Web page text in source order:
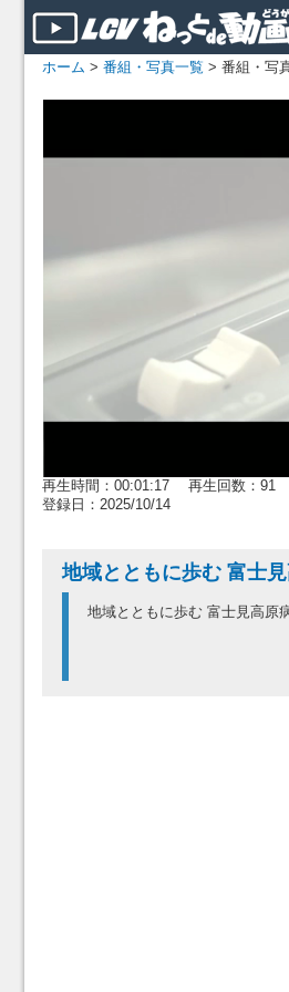
ホーム > 番組・写真一覧 > 番組・写
再生時間：00:01:17 再生回数：91
登録日：2025/10/14
地域とともに歩む 富士
地域とともに歩む 富士見高原